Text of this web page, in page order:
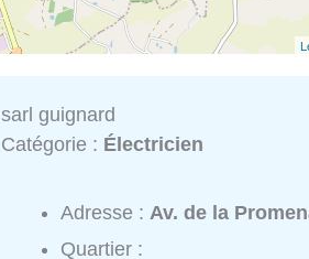
sarl guignard
Catégorie : Électricien
Adresse : Av. de la
Quartier :